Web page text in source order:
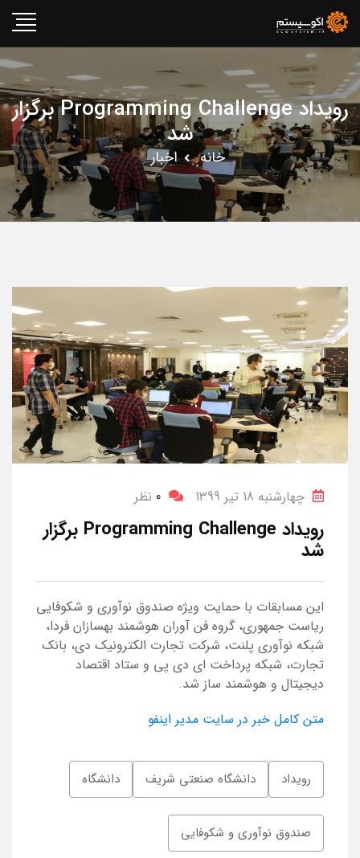
رویداد Programming Challenge برگزار
شد
خانه اخبار
چهارشنبه 18 تیر 1399 0 نظر
رویداد Programming Challenge برگزار
شد
این مسابقات با حمایت ویژه صندوق نوآوری و شکوفایی
ریاست جمهوری، گروه فن آوران هوشمند بهسازان فردا،
شبکه نوآوری پلنت، شرکت تجارت الکترونیک دی، بانک
تجارت، شبکه پرداخت ای دی پی و ستاد اقتصاد
دیجیتال و هوشمند ساز شد.
متن کامل خبر در سایت مدیر اینفو
رویداد دانشگاه صنعتی شریف دانشگاه
صندوق نوآوری و شکوفایی